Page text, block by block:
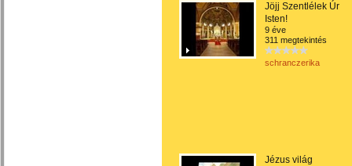
Jöjj Szentlélek Úr
Isten!
9 éve
311 megtekintés
schranczerika
Jézus világ